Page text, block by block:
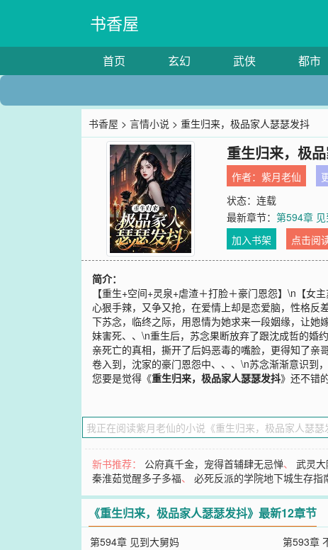
书香屋
首页 玄幻 武侠 都市
书香屋 >言情小说 > 重生归来，极品家人瑟瑟发抖
重生归来，极
作者：紫月老仙
状态：连载
最新章节：第594章
加入书架
点击阅
简介：
【重生+空间+灵泉+虐渣＋打脸＋豪门恩怨】\n【女
心狠手辣，又争又抢，在爱情上却是恋爱脑，性格
下苏念，临终之际，用恩情为她求来一段姻缘，让
妹害死、、\n重生后，苏念果断放弃了跟沈成哲的婚
亲死亡的真相，撕开了后妈恶毒的嘴脸，更得知了
卷入到，沈家的豪门恩怨中、、、\n苏念渐渐意识到
您要是觉得《重生归来，极品家人瑟瑟发抖》还不错
新书推荐： 公府真千金，宠得首辅肆无忌惮、武灵
秦淮茹觉醒多子多福、必死反派的学院地下城生存指
《重生归来，极品家人瑟瑟发抖》最新12章节
第594章 见到大舅妈 第593章